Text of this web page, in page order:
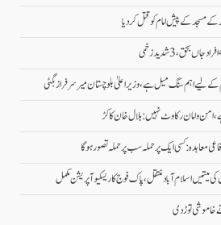
مسجد کے پیش امام کو قتل کردیا
کے لیے اہم سنگ میل ہے، وزیراعلیٰ بلوچستان میر سرفراز بگٹی
امن و امان رکاوٹ نہیں: بلال خان کاکڑ
معاہدہ: کسی ایک پر حملہ سب پر حملہ تصور ہوگا
میتیں اسلام آباد منتقل، پاک فوج کا ریسکیو آپریشن مکمل
خاموشی توڑ دی